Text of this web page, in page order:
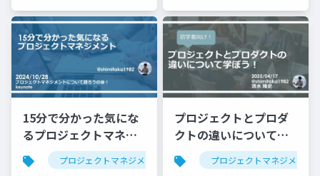
15分で分かった気にな
るプロジェクトマネジ
メント プロジェクトマネジメント pmp アジャイル
プロジェクトとプロダ
クトの違いについて学
ぼう！ プロジェクトマネジメント